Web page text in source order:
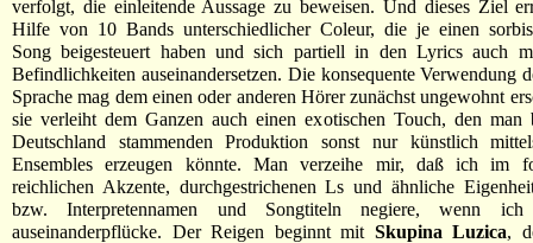
verfolgt, die einleitende Aussage zu beweisen. Und dieses Ziel
Hilfe von 10 Bands unterschiedlicher Coleur, die je einen
Song beigesteuert haben und sich partiell in den Lyrics auch
Befindlichkeiten auseinandersetzen. Die konsequente Verwendung
Sprache mag dem einen oder anderen Hörer zunächst ungewohnt
sie verleiht dem Ganzen auch einen exotischen Touch, den man
Deutschland stammenden Produktion sonst nur künstlich
Ensembles erzeugen könnte. Man verzeihe mir, daß ich im
reichlichen Akzente, durchgestrichenen Ls und ähnliche
bzw. Interpretennamen und Songtiteln negiere, wenn
auseinanderpflücke. Der Reigen beginnt mit Skupina Luzica,